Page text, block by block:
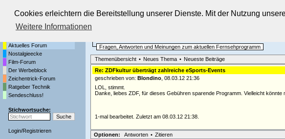
Cookies erleichtern die Bereitstellung unserer Dienste. Mit der Nutzung
Weitere Informationen
Die Fernseh-Diskussionsforen von
Aktuelles Forum
Nostalgieecke
Film-Forum
Der Werbeblock
Zeichentrick-Forum
Ratgeber Technik
Sendeschluss!
Stichwortsuche:
Login/Registrieren
Fragen, Antworten und Meinungen zum aktuellen Fernsehprogramm
Themenübersicht • Neues Thema • Neueste Beiträge
Re: ZDFkultur überträgt zahlreiche eSports-Events
geschrieben von: Blondino, 08.03.12 21:36
LOL, stimmt.
Danke, liebes ZDF, für dieses Gebühren sparende Programm. Vielleicht
1-mal bearbeitet. Zuletzt am 08.03.12 21:38.
Optionen: Antworten • Zitieren